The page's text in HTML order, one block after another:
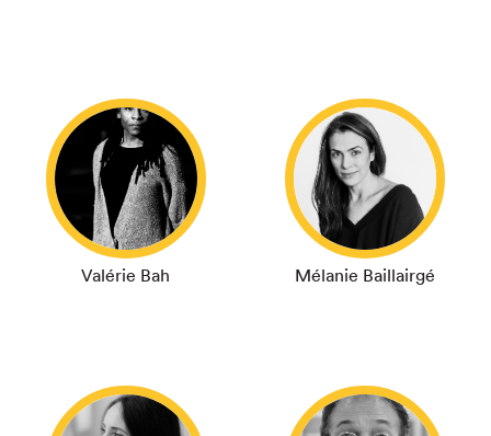
Valérie Bah Mélanie Baillairgé